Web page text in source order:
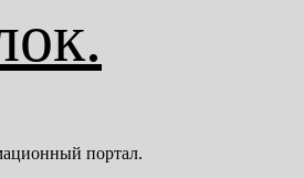
портал.